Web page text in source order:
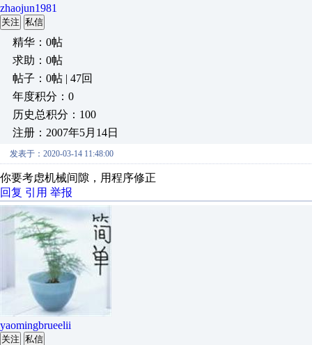
zhaojun1981
关注 私信
精华：0帖
求助：0帖
帖子：0帖 | 47回
年度积分：0
历史总积分：100
注册：2007年5月14日
发表于：2020-03-14 11:48:00
你要考虑机械间隙，用程序修正
回复 引用 举报
yaomingbrueelii
关注 私信